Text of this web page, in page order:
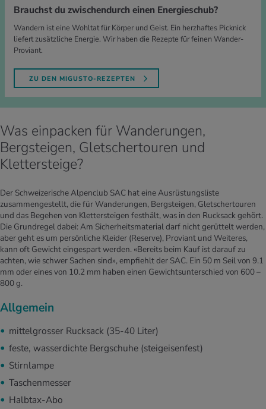
Brauchst du zwischendurch einen Energieschub?
Wandern ist eine Wohltat für Körper und Geist. Ein herzhaftes Picknick
liefert zusätzliche Energie. Wir haben die Rezepte für feinen Wander-
Proviant.
ZU DEN MIGUSTO-REZEPTEN
Was einpacken für Wanderungen,
Bergsteigen, Gletschertouren und
Klettersteige?
Der Schweizerische Alpenclub SAC hat eine Ausrüstungsliste
zusammengestellt, die für Wanderungen, Bergsteigen, Gletschertouren
und das Begehen von Klettersteigen festhält, was in den Rucksack gehört.
Die Grundregel dabei: Am Sicherheitsmaterial darf nicht gerüttelt werden,
aber geht es um persönliche Kleider (Reserve), Proviant und Weiteres,
kann oft Gewicht eingespart werden. «Bereits beim Kauf ist darauf zu
achten, wie schwer Sachen sind», empfiehlt der SAC. Ein 50 m Seil von 9.1
mm oder eines von 10.2 mm haben einen Gewichtsunterschied von 600 –
800 g.
Allgemein
mittelgrosser Rucksack (35-40 Liter)
feste, wasserdichte Bergschuhe (steigeisenfest)
Stirnlampe
Taschenmesser
Halbtax-Abo